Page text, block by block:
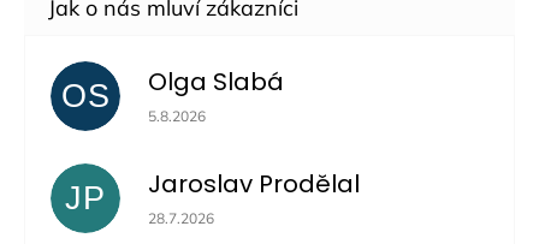
OS Olga Slabá
Hodnocení obchodu je 5 z 5 hvězdiček.
5.8.2026
JP Jaroslav Prodělal
Hodnocení obchodu je 5 z 5 hvězdiček.
28.7.2026